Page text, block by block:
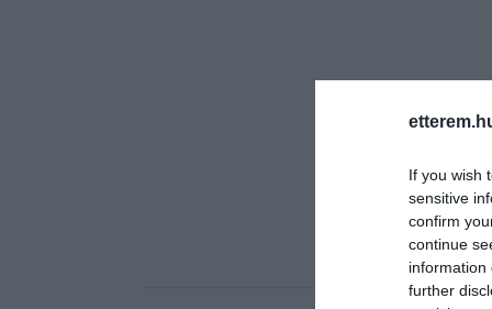
If you wish
sensitive
confirm
continue
information
further